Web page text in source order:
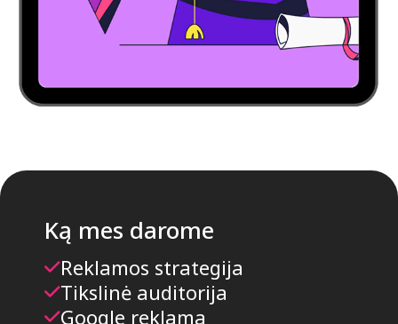
Ką mes darome
Reklamos strategija
Tikslinė auditorija
Google reklama